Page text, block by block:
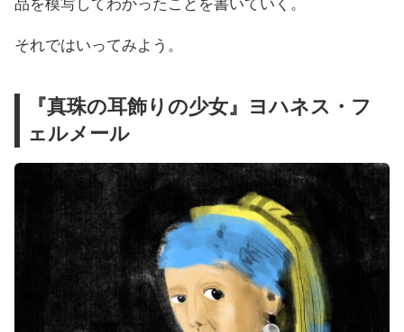
それではいってみよう。
『真珠の耳飾りの少女』ヨハネス・フ
ェルメール